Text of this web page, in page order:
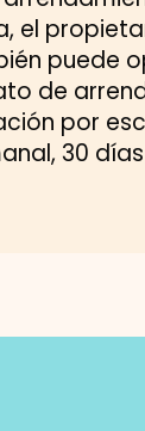
el
puede
de
por
30